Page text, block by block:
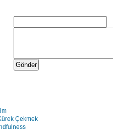
Çekmek